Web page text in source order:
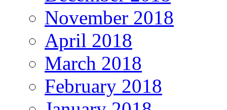
November 2018
April 2018
March 2018
February 2018